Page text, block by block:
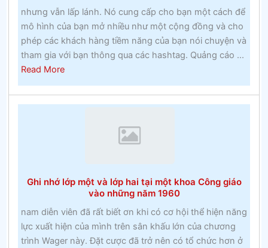
nhưng vẫn lấp lánh. Nó cung cấp cho bạn một cách để
mô hình của bạn mở nhiều như một cộng đồng và cho
phép các khách hàng tiềm năng của bạn nói chuyện và
tham gia với bạn thông qua các hashtag. Quảng cáo ...
Read Moreabout
Lịch
sử
và
thoại
địa
phương
Ghi nhớ lớp một và lớp hai tại một khoa Công giáo
vào những năm 1960
nam diễn viên đã rất biết ơn khi có cơ hội thể hiện năng
lực xuất hiện của mình trên sân khấu lớn của chương
trình Wager này. Đặt cược đã trở nên có tổ chức hơn ở